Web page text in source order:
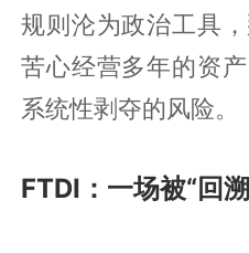
规则沦为政治工具
苦心经营多年的资
系统性剥夺的风险。
FTDI：一场被“回